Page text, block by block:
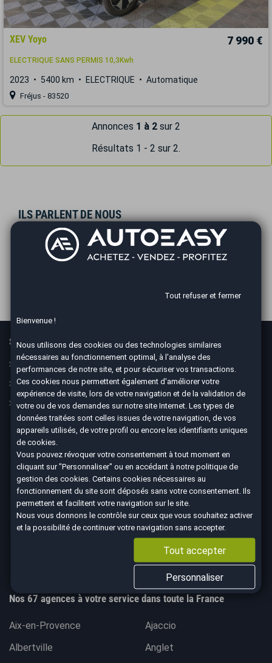
XEV Yoyo 7 990 €
ELECTRIQUE SANS PERMIS 10,3Kwh
2023 5400 km ELECTRIQUE Automatique
Fréjus - 83520
Annonces 1 à 2 sur 2
Résultats 1 - 2 sur 2.
ILS PARLENT DE NOUS
Services
Guide
Assurance
Financement
En savoir plus
Le concept
Nos CGV
Mesures sanitaires
Mentions légales
Nous suivre
8590 avis Google
Nos 67 agences à votre service dans toute la France
Aix-en-Provence
Ajaccio
Albertville
Anglet
Tout refuser et fermer
Bienvenue !
Nous utilisons des cookies ou des technologies similaires
nécessaires au fonctionnement optimal, à l'analyse des
performances de notre site, et pour sécuriser vos transactions.
Ces cookies nous permettent également d'améliorer votre
expérience de visite, lors de votre navigation et de la validation de
votre ou de vos demandes sur notre site Internet. Les types de
données traitées sont celles issues de votre navigation, de vos
appareils utilisés, de votre profil ou encore les identifiants uniques
de cookies.
Vous pouvez révoquer votre consentement à tout moment en
cliquant sur "Personnaliser" ou en accédant à notrepolitique de
gestion des cookies . Certains cookies nécessaires au
fonctionnement du site sont déposés sans votre consentement. Ils
permettent et facilitent votre navigation sur le site.
Nous vous donnons le contrôle sur ceux que vous souhaitez activer
et la possibilité de continuer votre navigation sans accepter.
Tout accepter
Personnaliser